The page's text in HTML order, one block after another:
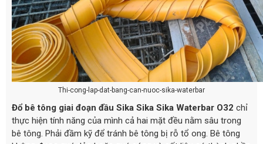
Thi-cong-lap-dat-bang-can-nuoc-sika-waterbar
Đổ bê tông giai đoạn đầu Sika Sika Sika Waterbar O32 chỉ
thực hiện tính năng của mình cả hai mặt đều nằm sâu trong
bê tông. Phải đầm kỹ để tránh bê tông bị rỗ tổ ong. Bê tông